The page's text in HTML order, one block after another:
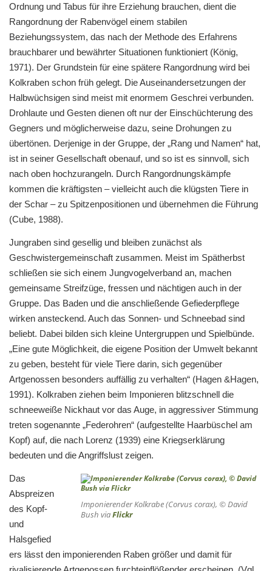
Ordnung und Tabus für ihre Erziehung brauchen, dient die
Rangordnung der Rabenvögel einem stabilen
Beziehungssystem, das nach der Methode des Erfahrens
brauchbarer und bewährter Situationen funktioniert (König,
1971). Der Grundstein für eine spätere Rangordnung wird bei
Kolkraben schon früh gelegt. Die Auseinandersetzungen der
Halbwüchsigen sind meist mit enormem Geschrei verbunden.
Drohlaute und Gesten dienen oft nur der Einschüchterung des
Gegners und möglicherweise dazu, seine Drohungen zu
übertönen. Derjenige in der Gruppe, der „Rang und Namen“ hat,
ist in seiner Gesellschaft obenauf, und so ist es sinnvoll, sich
nach oben hochzurangeln. Durch Rangordnungskämpfe
kommen die kräftigsten – vielleicht auch die klügsten Tiere in
der Schar – zu Spitzenpositionen und übernehmen die Führung
(Cube, 1988).
Jungraben sind gesellig und bleiben zunächst als
Geschwistergemeinschaft zusammen. Meist im Spätherbst
schließen sie sich einem Jungvogelverband an, machen
gemeinsame Streifzüge, fressen und nächtigen auch in der
Gruppe. Das Baden und die anschließende Gefiederpflege
wirken ansteckend. Auch das Sonnen- und Schneebad sind
beliebt. Dabei bilden sich kleine Untergruppen und Spielbünde.
„Eine gute Möglichkeit, die eigene Position der Umwelt bekannt
zu geben, besteht für viele Tiere darin, sich gegenüber
Artgenossen besonders auffällig zu verhalten“ (Hagen &Hagen,
1991). Kolkraben ziehen beim Imponieren blitzschnell die
schneeweiße Nickhaut vor das Auge, in aggressiver Stimmung
treten sogenannte „Federohren“ (aufgestellte Haarbüschel am
Kopf) auf, die nach Lorenz (1939) eine Kriegserklärung
bedeuten und die Angriffslust zeigen.
Imponierender Kolkrabe (Corvus corax), © David
Bush viaFlickr
Das
Abspreizen
des Kopf-
und
Halsgefied
ers lässt den imponierenden Raben größer und damit für